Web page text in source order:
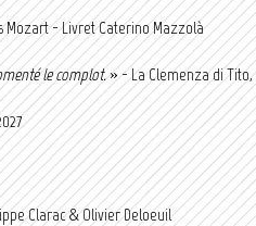
Mozart - Livret Caterino Mazzolà
le complot.» - La Clemenza di Tito,
Clarac & Olivier Deloeuil